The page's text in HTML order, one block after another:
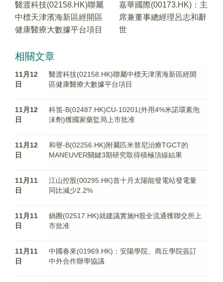
醫渡科技(02158.HK)聯屬
中標天津濱海新區經開區
健康醫療大數據平台項目
嘉華國際(00173.HK)：主
席兼董事總經理呂志和辭
世
相關文章
11月12
日
醫渡科技(02158.HK)聯屬中標天津濱海新區經開
區健康醫療大數據平台項目
11月12
日
科笛-B(02487.HK)CU-10201(外用4%米諾環素泡
沫劑)獲國家藥監局上市批准
11月12
日
和譽-B(02256.HK)附屬匹米替尼治療TGCT的
MANEUVER關鍵3期研究取得積極頂線結果
11月11
日
江山控股(00295.HK)首十月太陽能發電站發電量
同比減少2.2%
11月11
日
鍋圈(02517.HK)就建議實施H股全流通獲聯交所上
市批准
11月11
日
中國春來(01969.HK)：安陽學院、商丘學院簽訂
中外合作辦學協議